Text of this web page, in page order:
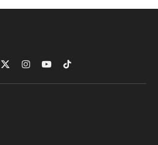
X
(Twitter)
InstagramYouTubeTikTok